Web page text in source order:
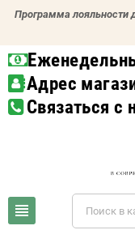
Программа лояльности
Адрес
Связаться с
view_headline